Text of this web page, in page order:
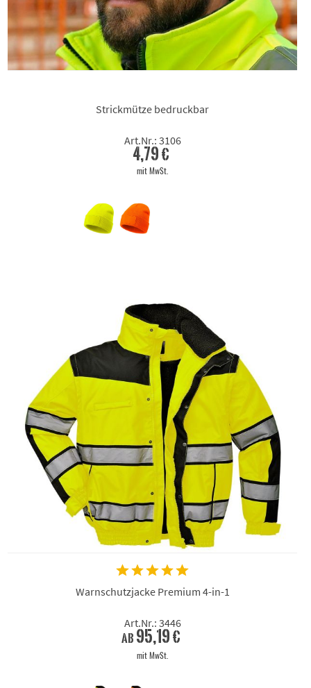
Strickmütze bedruckbar
Art.Nr.: 3106
4,79 €
mit MwSt.
Warnschutzjacke Premium 4-in-1
Art.Nr.: 3446
ab 95,19 €
mit MwSt.